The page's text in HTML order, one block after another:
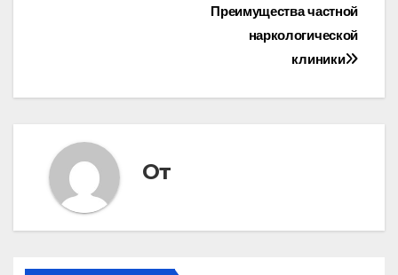
Преимущества частной
наркологической
клиники
От